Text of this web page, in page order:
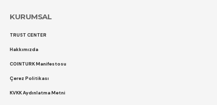
KURUMSAL
TRUST CENTER
Hakkımızda
COINTURK Manifestosu
Çerez Politikası
KVKK Aydınlatma Metni